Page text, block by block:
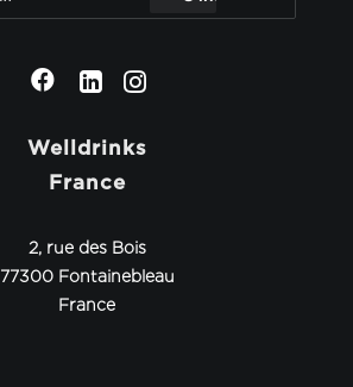
Welldrinks
France
2, rue des Bois
77300 Fontainebleau
France